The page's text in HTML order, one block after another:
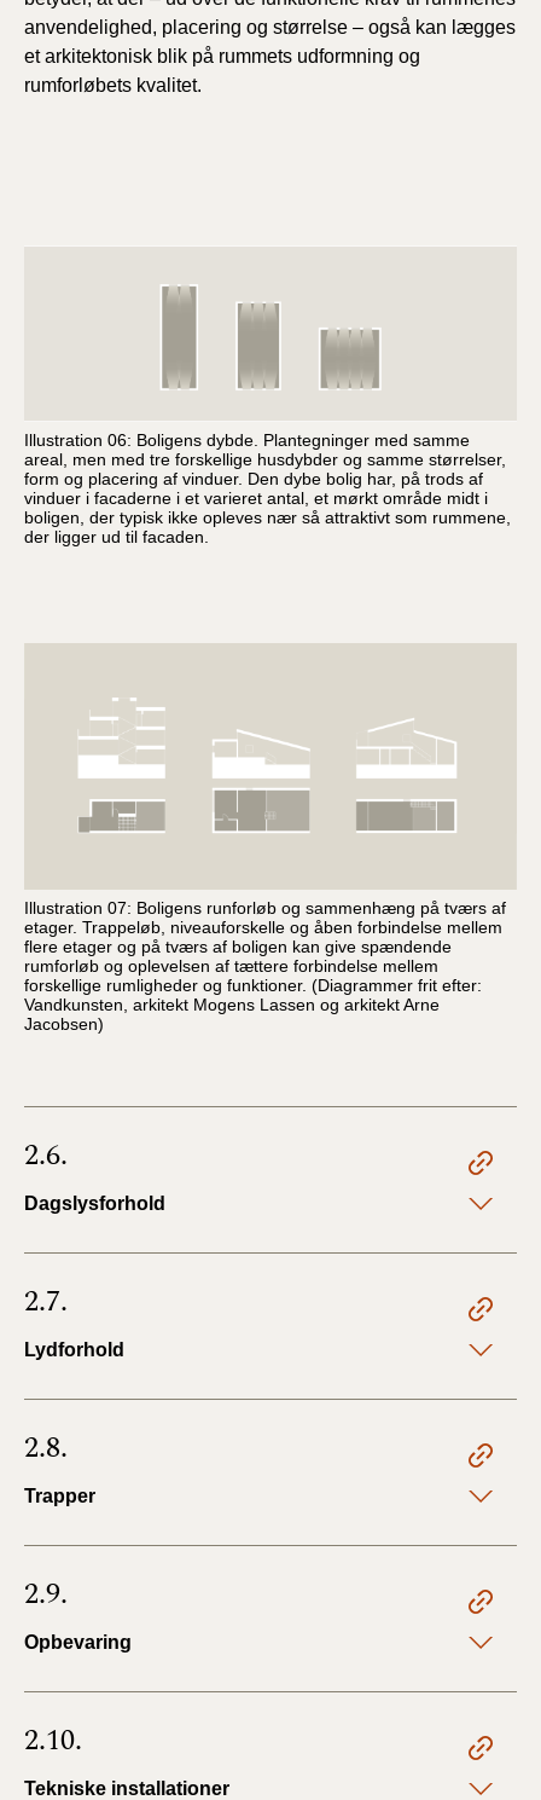
anvendelighed, placering og størrelse – også kan lægges
et arkitektonisk blik på rummets udformning og
rumforløbets kvalitet.
Illustration 06: Boligens dybde. Plantegninger med samme
areal, men med tre forskellige husdybder og samme størrelser,
form og placering af vinduer. Den dybe bolig har, på trods af
vinduer i facaderne i et varieret antal, et mørkt område midt i
boligen, der typisk ikke opleves nær så attraktivt som rummene,
der ligger ud til facaden.
Illustration 07: Boligens runforløb og sammenhæng på tværs af
etager. Trappeløb, niveauforskelle og åben forbindelse mellem
flere etager og på tværs af boligen kan give spændende
rumforløb og oplevelsen af tættere forbindelse mellem
forskellige rumligheder og funktioner. (Diagrammer frit efter:
Vandkunsten, arkitekt Mogens Lassen og arkitekt Arne
Jacobsen)
2.6.
Dagslysforhold
2.7.
Lydforhold
2.8.
Trapper
2.9.
Opbevaring
2.10.
Tekniske installationer